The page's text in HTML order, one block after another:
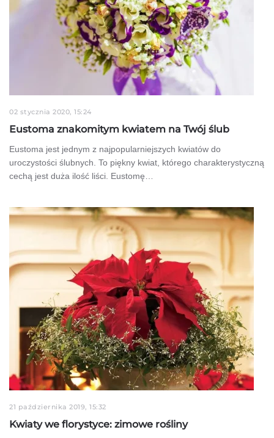
02 stycznia 2020, 15:24
Eustoma znakomitym kwiatem na Twój ślub
Eustoma jest jednym z najpopularniejszych kwiatów do
uroczystości ślubnych. To piękny kwiat, którego charakterystyczną
cechą jest duża ilość liści. Eustomę…
21 października 2019, 15:32
Kwiaty we florystyce: zimowe rośliny